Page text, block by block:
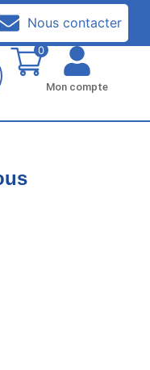
Nous contacter
0
Mon compte